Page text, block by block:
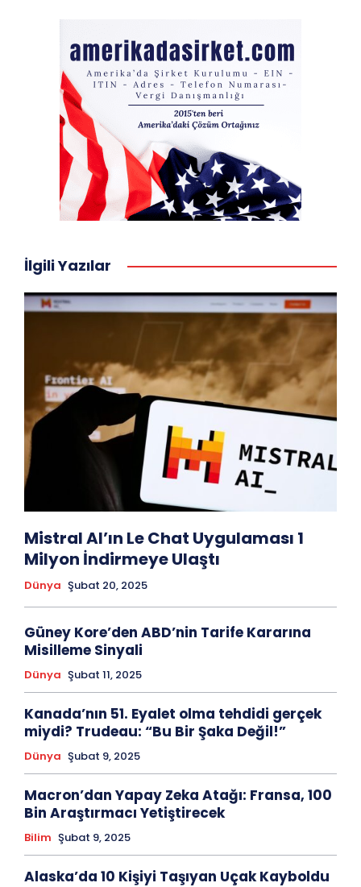
İlgili Yazılar
Mistral AI’ın Le Chat Uygulaması 1
Milyon İndirmeye Ulaştı
Dünya Şubat 20, 2025
Güney Kore’den ABD’nin Tarife Kararına
Misilleme Sinyali
Dünya Şubat 11, 2025
Kanada’nın 51. Eyalet olma tehdidi gerçek
miydi? Trudeau: “Bu Bir Şaka Değil!”
Dünya Şubat 9, 2025
Macron’dan Yapay Zeka Atağı: Fransa, 100
Bin Araştırmacı Yetiştirecek
Bilim Şubat 9, 2025
Alaska’da 10 Kişiyi Taşıyan Uçak Kayboldu